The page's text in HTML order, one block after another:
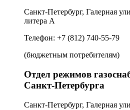
Санкт-Петербург, Галерная
литера А
Телефон: +7 (812) 740-55-79
(бюджетным потребителям)
Отдел режимов
Санкт‑Петербурга
Санкт-Петербург, Галерная